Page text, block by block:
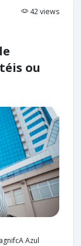
42 views
ou
Azul